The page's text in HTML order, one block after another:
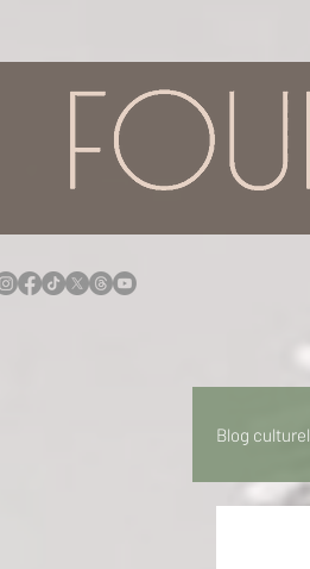
Blog culturel